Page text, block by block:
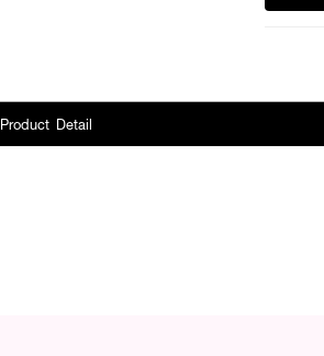
Product Detail